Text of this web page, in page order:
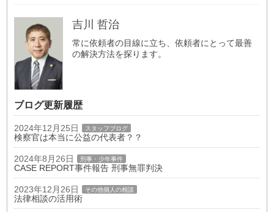
吉川 哲治
常に依頼者の目線に立ち、依頼者にとって最善
の解決方法を探ります。
ブログ更新履歴
2024年12月25日 スタッフブログ
検察官は本当に公益の代表者？？
2024年8月26日 刑事・少年事件
CASE REPORT事件報告 刑事無罪判決
2023年12月26日 その他個人の相談
法律相談の活用術